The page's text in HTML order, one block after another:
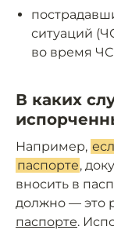
ситуаций
во время
В каких
Например,
паспорте,
вносить в
должно — это
паспорте.